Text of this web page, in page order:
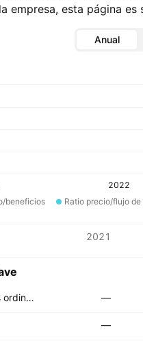
empresa, esta página es
Anual
2022
beneficios
Ratio precio/flujo
2021
Total de acciones ordinarias en circulación —
—